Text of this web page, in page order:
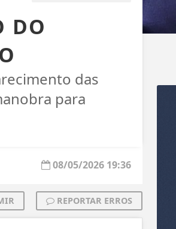
DO
das
para
08/05/2026 19:36
REPORTAR ERROS